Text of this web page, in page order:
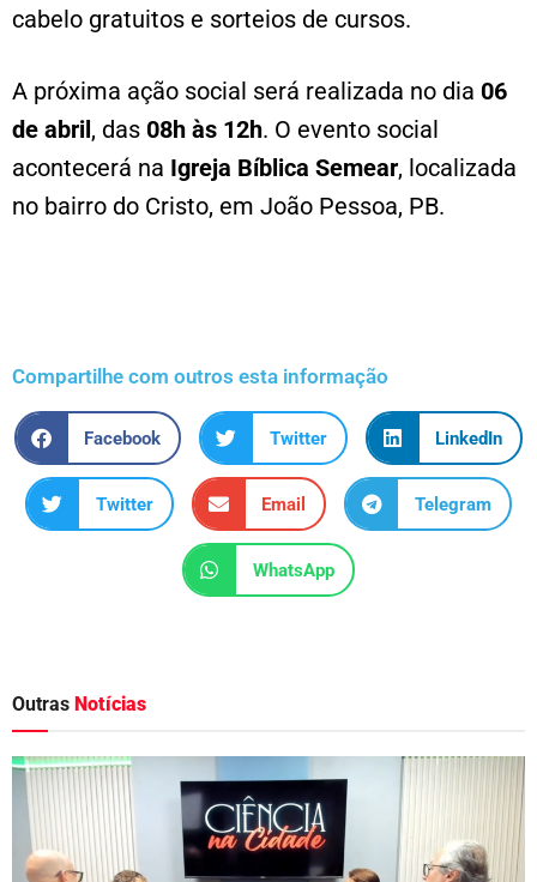
cabelo gratuitos e sorteios de cursos.
A próxima ação social será realizada no dia 06
de abril, das 08h às 12h. O evento social
acontecerá na Igreja Bíblica Semear, localizada
no bairro do Cristo, em João Pessoa, PB.
Compartilhe com outros esta informação
Facebook Twitter LinkedIn
Twitter Email Telegram
WhatsApp
Outras Notícias